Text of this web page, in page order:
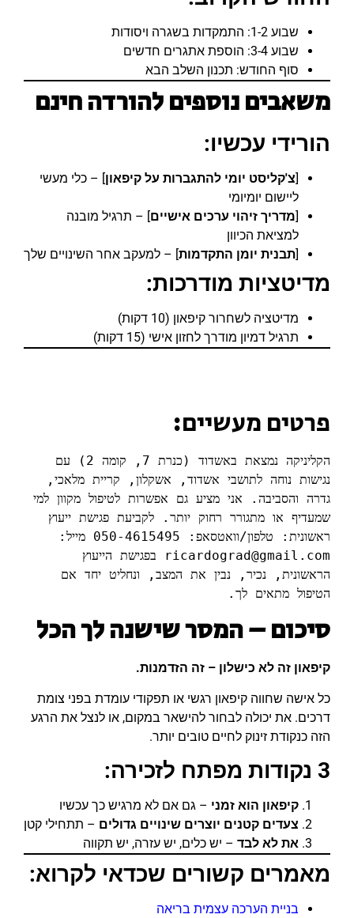
שבוע 1-2: התמקדות בשגרה ויסודות
שבוע 3-4: הוספת אתגרים חדשים
סוף החודש: תכנון השלב הבא
משאבים נוספים להורדה חינם
הורידי עכשיו:
[צ'קליסט יומי להתגברות על קיפאון] – כלי מעשי
ליישום יומיומי
[מדריך זיהוי ערכים אישיים] – תרגיל מובנה
למציאת הכיוון
[תבנית יומן התקדמות] – למעקב אחר השינויים שלך
מדיטציות מודרכות:
מדיטציה לשחרור קיפאון (10 דקות)
תרגיל דמיון מודרך לחזון אישי (15 דקות)
פרטים מעשיים:
הקליניקה נמצאת באשדוד ( כנרת 7, קומה 2)
נגישות נוחה לתושבי אשדוד , אשקלון , קריית מלאכי ,
גדרה והסביבה .
שמעדיף או מתגורר רחוק יותר .
ראשונית : טלפון/וואטסאפ : 050-4615495 מייל
ricardograd@gmail.com
הראשונית , נכיר , נבין את המצב ,
הטיפול מתאים לך .
סיכום – המסר שישנה לך הכל
קיפאון זה לא כישלון – זה הזדמנות.
כל אישה שחווה קיפאון רגשי או תפקודי עומדת בפני צומת
דרכים. את יכולה לבחור להישאר במקום, או לנצל את הרגע
הזה כנקודת זינוק לחיים טובים יותר.
3 נקודות מפתח לזכירה:
קיפאון הוא זמני – גם אם לא מרגיש כך עכשיו
צעדים קטנים יוצרים שינויים גדולים – תתחילי קטן
את לא לבד – יש כלים, יש עזרה, יש תקווה
מאמרים קשורים שכדאי לקרוא:
בניית הערכה עצמית בריאה